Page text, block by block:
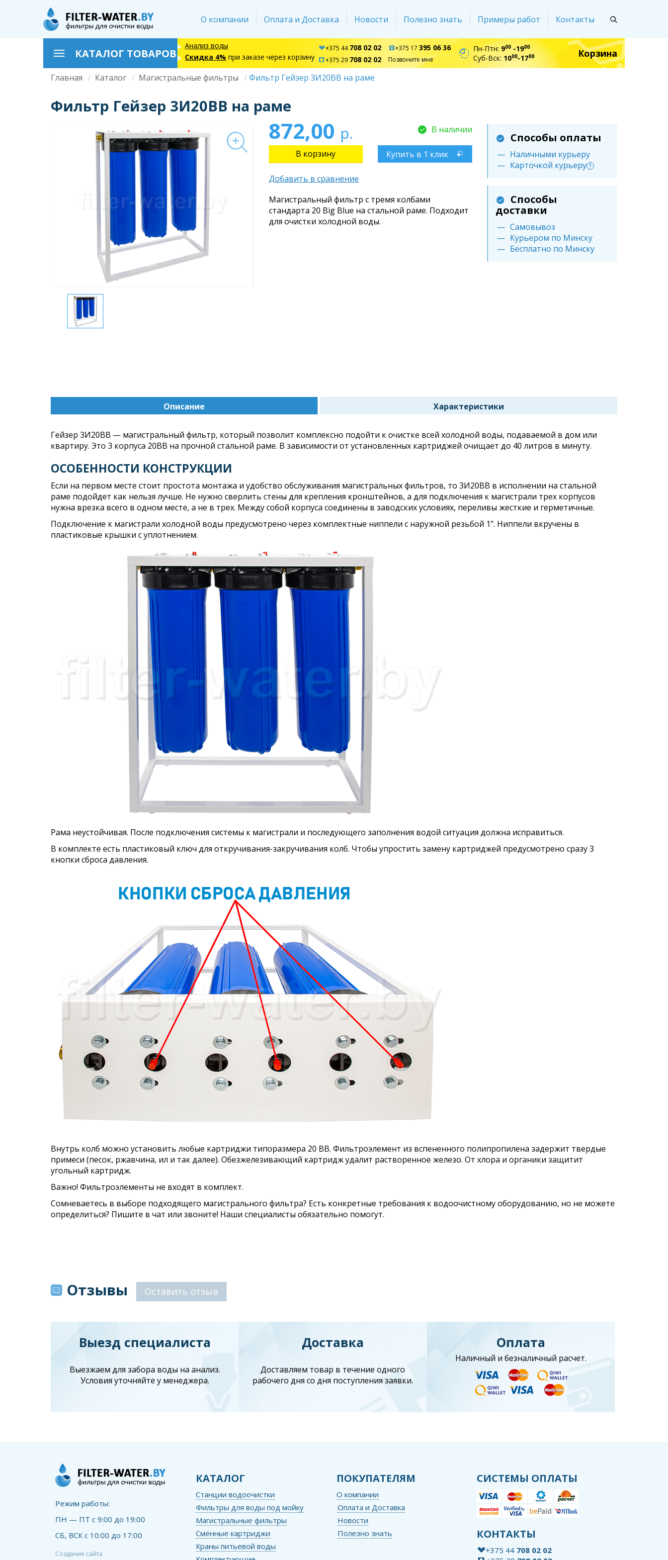
содержанию
О компании Оплата и Доставка Новости Полезно знать Примеры работ Контакты
ToggleКАТАЛОГ ТОВАРОВ
Анализ воды
Скидка 4% при заказе через корзину
+375 44708 02 02
+375 29 708 02 02
+375 17 395 06 36
Позвоните мне
Пн-Птн: 900 -1900
Суб-Вск: 1000-1700 Корзина
Строка
навигации
Главная Каталог Магистральные фильтры Фильтр Гейзер 3И20BB на раме
Фильтр Гейзер 3И20BB на раме
872,00 р. В наличии
Купить в 1 клик
Добавить в сравнение
Магистральный фильтр с тремя колбами
стандарта 20 Big Blue на стальной раме. Подходит
для очистки холодной воды.
Способы оплаты
Наличными курьеру
Карточкой курьеру ?
Способы
доставки
Самовывоз
Курьером по Минску
Бесплатно по Минску
Описание
(активная
Характеристики
Гейзер 3И20BB — магистральный фильтр, который позволит комплексно подойти к очистке всей холодной воды, подаваемой в дом или
квартиру. Это 3 корпуса 20BB на прочной стальной раме. В зависимости от установленных картриджей очищает до 40 литров в минуту.
ОСОБЕННОСТИ КОНСТРУКЦИИ
Если на первом месте стоит простота монтажа и удобство обслуживания магистральных фильтров, то 3И20BB в исполнении на стальной
раме подойдет как нельзя лучше. Не нужно сверлить стены для крепления кронштейнов, а для подключения к магистрали трех корпусов
нужна врезка всего в одном месте, а не в трех. Между собой корпуса соединены в заводских условиях, переливы жесткие и герметичные.
Подключение к магистрали холодной воды предусмотрено через комплектные ниппели с наружной резьбой 1". Ниппели вкручены в
пластиковые крышки с уплотнением.
Рама неустойчивая. После подключения системы к магистрали и последующего заполнения водой ситуация должна исправиться.
В комплекте есть пластиковый ключ для откручивания-закручивания колб. Чтобы упростить замену картриджей предусмотрено сразу 3
кнопки сброса давления.
Внутрь колб можно установить любые картриджи типоразмера 20 ВВ. Фильтроэлемент из вспененного полипропилена задержит твердые
примеси (песок, ржавчина, ил и так далее). Обезжелезивающий картридж удалит растворенное железо. От хлора и органики защитит
угольный картридж.
Важно! Фильтроэлементы не входят в комплект.
Сомневаетесь в выборе подходящего магистрального фильтра? Есть конкретные требования к водоочистному оборудованию, но не можете
определиться? Пишите в чат или звоните! Наши специалисты обязательно помогут.
Отзывы Оставить отзыв
Выезд специалиста
Выезжаем для забора воды на анализ.
Условия уточняйте у менеджера.
Доставка
Доставляем товар в течение одного
рабочего дня со дня поступления заявки.
Оплата
Наличный и безналичный расчет.
Режим работы:
ПН — ПТ с 9:00 до 19:00
СБ, ВСК с 10:00 до 17:00
Создание сайта
КАТАЛОГ
Станции водоочистки
Фильтры для воды под мойку
Магистральные фильтры
Сменные картриджи
Краны питьевой воды
ПОКУПАТЕЛЯМ
О компании
Оплата и Доставка
Новости
Полезно знать
СИСТЕМЫ ОПЛАТЫ
КОНТАКТЫ
+375 44 708 02 02